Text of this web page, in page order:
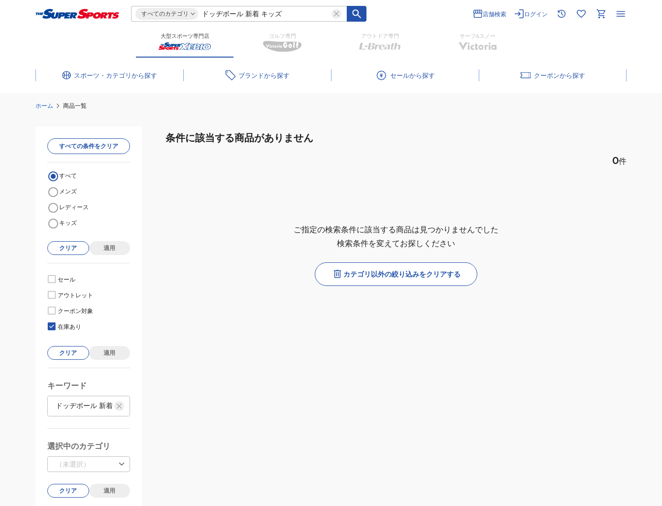
すべてのカテゴリ 店舗検索 ログイン
大型スポーツ専門店 ゴルフ専門 アウトドア専門 サーフ&スノー
スポーツ・カテゴリ ブランド セール クーポン
ホーム 商品一覧
条件に該当する商品がありません
0件
ご指定の検索条件に該当する商品は見つかりませんでした
検索条件を変えてお探しください
カテゴリ以外の絞り込みをクリアする
すべての条件をクリア
すべて
メンズ
レディース
キッズ
クリア 適用
セール
アウトレット
クーポン対象
在庫あり
クリア 適用
キーワード
選択中のカテゴリ
（未選択）
クリア 適用